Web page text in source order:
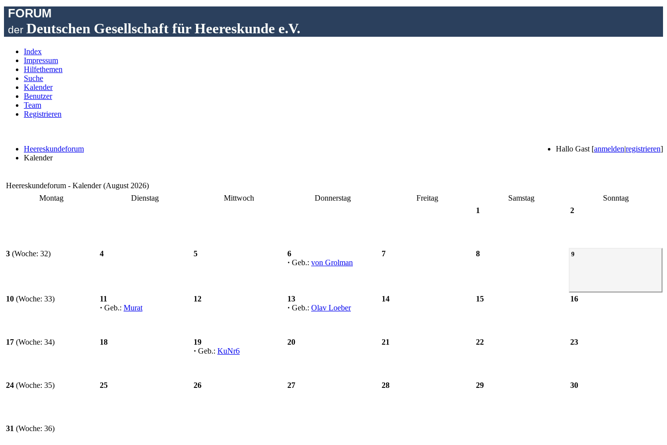
FORUM
der Deutschen Gesellschaft für Heereskunde e.V.
Index
Impressum
Hilfethemen
Suche
Kalender
Benutzer
Team
Registrieren
Hallo Gast [anmelden|registrieren]
Heereskundeforum
Kalender
Heereskundeforum - Kalender (August 2026)
Montag
Dienstag Mittwoch Donnerstag Freitag Samstag
Sonntag
1
2
3 (Woche: 32) 4 5
6
· Geb.: von Grolman
7 8 9
10 (Woche: 33)
11
· Geb.: Murat
12
13
· Geb.: Olav Loeber
14 15 16
17 (Woche: 34) 18
19
· Geb.: KuNr6
20 21 22 23
24 (Woche: 35) 25 26 27 28 29 30
31 (Woche: 36)